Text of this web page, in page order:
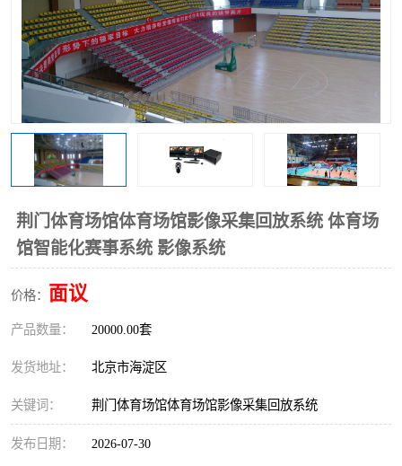
荆门体育场馆体育场馆影像采集回放系统 体育场
馆智能化赛事系统 影像系统
价格： 面议
产品数量： 20000.00套
发货地址： 北京市海淀区
关键词： 荆门体育场馆体育场馆影像采集回放系统
发布日期： 2026-07-30